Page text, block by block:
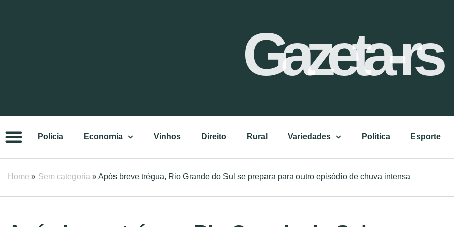
Gazeta-rs
Polícia Economia Vinhos Direito Rural Variedades Política Esporte
Home » Sem categoria »Após breve trégua, Rio Grande do Sul se prepara para outro episódio de chuva intensa